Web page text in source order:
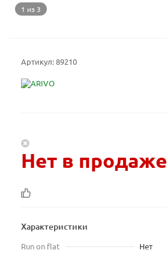
1 из 3
Артикул:89210
Нет в продаже
Характеристики
Run on flat
Нет